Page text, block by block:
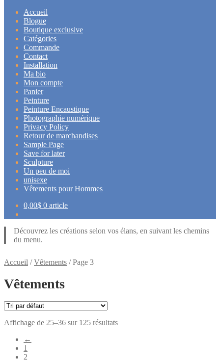
Accueil
Blogue
Boutique exclusive
Catégories
Commande
Contact
Installation
Ma bio
Mon compte
Panier
Peinture
Peinture Encaustique
Photographie numérique
Privacy Policy
Retour de marchandises
Sample Page
Save for later
Sculpture
Un peu de moi
unisexe
Vêtements pour Hommes
0,00$ 0 article
Découvrez les créations selon vos élans, en suivant les chemins
du menu.
Accueil /Vêtements /Page 3
Vêtements
Affichage de 25–36 sur 125 résultats
←
1
2